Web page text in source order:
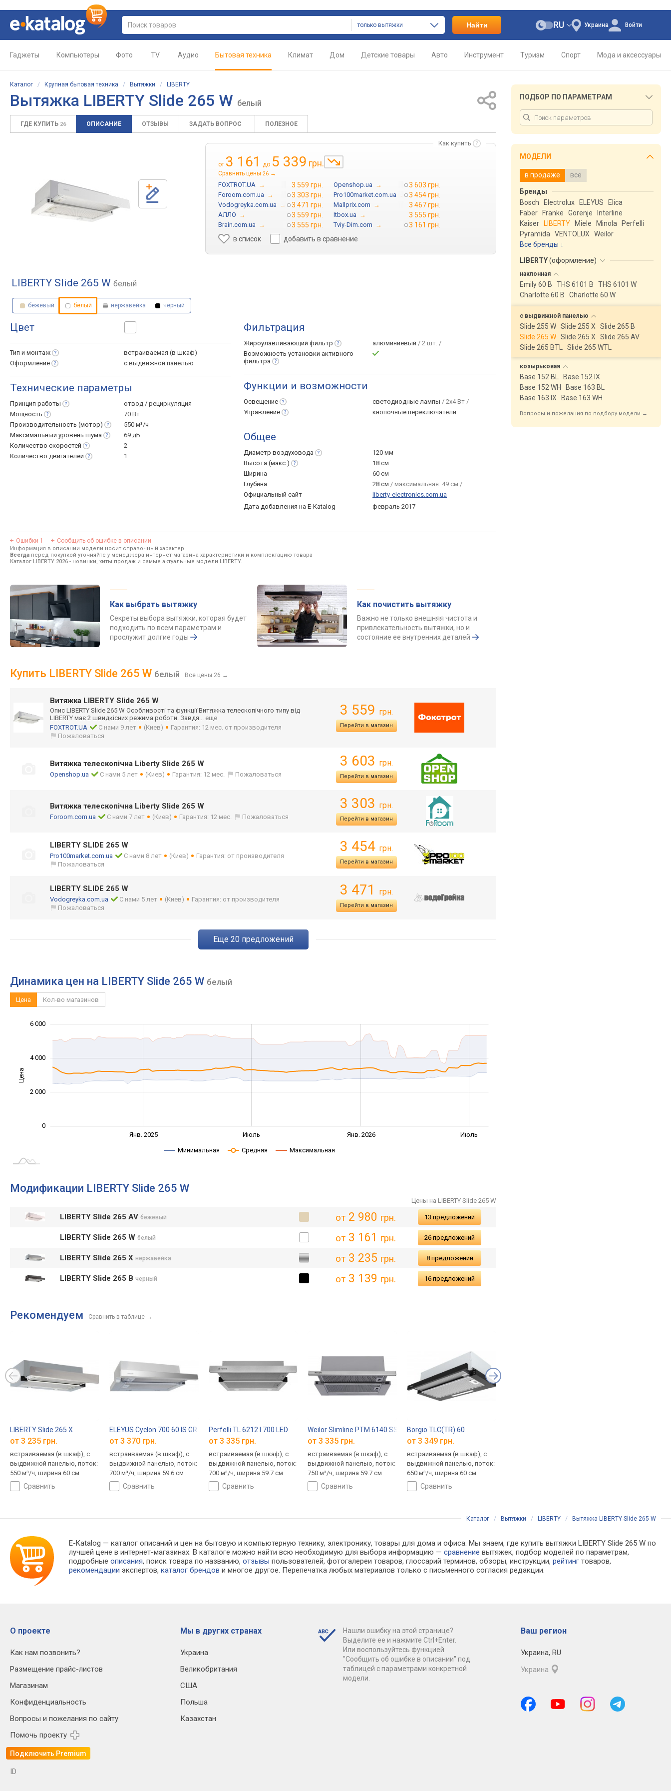
только вытяжки Найти Украина
RU Войти
Гаджеты Компьютеры Фото TV Аудио Бытовая техника Климат Дом Детские товары Авто Инструмент Туризм Спорт Мода и аксессуары
Каталог / Крупная бытовая техника / Вытяжки / LIBERTY
Вытяжка LIBERTY Slide 265 W белый
ГДЕ КУПИТЬ 26 ОПИСАНИЕ ОТЗЫВЫ ЗАДАТЬ ВОПРОС ПОЛЕЗНОЕ
Как купить
от 3 161 до 5 339 грн.
Сравнить цены 26 →
FOXTROT.UA → 3 559 грн. Openshop.ua → 3 603 грн.
Foroom.com.ua → 3 303 грн. Pro100market.com.ua → 3 454 грн.
Vodogreyka.com.ua → 3 471 грн. Mallprix.com → 3 467 грн.
АЛЛО → 3 559 грн. Itbox.ua → 3 555 грн.
Brain.com.ua → 3 555 грн. Tviy-Dim.com →
3 161 грн.
в список
добавить в сравнение
LIBERTY Slide 265 W белый
бежевый белый нержавейка черный
Цвет
Тип и монтаж
встраиваемая (в шкаф)
Оформление
с выдвижной панелью
Технические параметры
Принцип работы
отвод / рециркуляция
Мощность
70 Вт
Производительность (мотор)
550 м³/ч
Максимальный уровень шума
69 дБ
Количество скоростей
2
Количество двигателей 1
Фильтрация
Жироулавливающий фильтр алюминиевый / 2 шт. /
Возможность установки активного
фильтра
Функции и возможности
Освещение светодиодные лампы / 2х4 Вт /
Управление
кнопочные переключатели
Общее
Диаметр воздуховода
120 мм
Высота (макс.)
18 см
Ширина
60 см
Глубина
28 см / максимальная: 49 см /
Официальный сайт
liberty-electronics.com.ua
Дата добавления на E-Katalog
февраль 2017
Ошибки 1 Сообщить об ошибке в описании
Информация в описании модели носит справочный характер.
Всегда перед покупкой уточняйте у менеджера интернет-магазина характеристики и комплектацию товара
Каталог LIBERTY 2026 - новинки, хиты продаж и самые актуальные модели LIBERTY.
Как выбрать вытяжку
Секреты выбора вытяжки, которая будет
подходить по всем параметрам и
прослужит долгие годы
Как почистить вытяжку
Важно не только внешняя чистота и
привлекательность вытяжки, но и
состояние ее внутренних деталей
Купить LIBERTY Slide 265 W белый Все цены 26 →
Витяжка LIBERTY Slide 265 W
Опис LIBERTY Slide 265 W Особливості та функції Витяжка телескопічного типу від
LIBERTY має 2 швидкісних режима роботи. Завдя... еще
FOXTROT.UA
С нами 9 лет (Киев)
Гарантия: 12 мес. от производителя
Пожаловаться
3 559 грн.
Перейти в магазин
Витяжка телескопічна Liberty Slide 265 W
Openshop.ua С нами 5 лет (Киев) Гарантия: 12 мес. Пожаловаться
3 603 грн.
Перейти в магазин
Витяжка телескопічна Liberty Slide 265 W
Foroom.com.ua С нами 7 лет (Киев) Гарантия: 12 мес. Пожаловаться
3 303 грн.
Перейти в магазин
LIBERTY SLIDE 265 W
Pro100market.com.ua С нами 8 лет (Киев)
Гарантия: от производителя
Пожаловаться
3 454 грн.
Перейти в магазин
LIBERTY SLIDE 265 W
Vodogreyka.com.ua С нами 5 лет (Киев)
Гарантия: от производителя
Пожаловаться
3 471 грн.
Перейти в магазин
eще 20предложений
Динамика цен на LIBERTY Slide 265 W белый
Цена Кол-во магазинов
Цена
0
2 000
4 000
6 000
Янв. 2025 Июль Янв. 2026 Июль
Минимальная Средняя Максимальная
Модификации LIBERTY Slide 265 W
Цены на LIBERTY Slide 265 W
LIBERTY Slide 265 AV бежевый от2 980 грн. 13 предложений
LIBERTY Slide 265 W белый от3 161 грн. 26 предложений
LIBERTY Slide 265 X нержавейка от3 235 грн. 8 предложений
LIBERTY Slide 265 B черный от3 139 грн. 16 предложений
Рекомендуем Сравнить в таблице →
LIBERTY Slide 265 X
от 3 235 грн.
встраиваемая (в шкаф), с
выдвижной панелью, поток:
550 м³/ч, ширина 60 см
сравнить
ELEYUS Cyclon 700 60 IS GR
от 3 370 грн.
встраиваемая (в шкаф), с
выдвижной панелью, поток:
700 м³/ч, ширина 59.6 см
сравнить
Perfelli TL 6212 I 700 LED
от 3 335 грн.
встраиваемая (в шкаф), с
выдвижной панелью, поток:
700 м³/ч, ширина 59.7 см
сравнить
Weilor Slimline PTM 6140 SS 750 LED Strip
от 3 335 грн.
встраиваемая (в шкаф), с
выдвижной панелью, поток:
750 м³/ч, ширина 59.7 см
сравнить
Borgio TLC(TR) 60
от 3 349 грн.
встраиваемая (в шкаф), с
выдвижной панелью, поток:
650 м³/ч, ширина 60 см
сравнить
ПОДБОР ПО ПАРАМЕТРАМ
МОДЕЛИ
в продаже все
Бренды
Bosch
Electrolux ELEYUS
Elica
Faber
Franke Gorenje
Interline
Kaiser
LIBERTY Miele Minola
Perfelli
Pyramida
VENTOLUX
Weilor
Все бренды
LIBERTY(оформление)
наклонная
Emily 60 B THS 6101 B
THS 6101 W
Charlotte 60 B
Charlotte 60 W
с выдвижной панелью
Slide 255 W Slide 255 X
Slide 265 B
Slide 265 W Slide 265 X
Slide 265 AV
Slide 265 BTL
Slide 265 WTL
козырьковая
Base 152 BL
Base 152 IX
Base 152 WH
Base 163 BL
Base 163 IX
Base 163 WH
Вопросы и пожелания по подбору модели →
Каталог / Вытяжки / LIBERTY / Вытяжка LIBERTY Slide 265 W
E-Katalog — каталог описаний и цен на бытовую и компьютерную технику, электронику, товары для дома и офиса. Мы знаем, где купить вытяжки LIBERTY Slide 265 W по
лучшей цене в интернет-магазинах. В каталоге можно найти всю необходимую для выбора информацию —сравнение вытяжек, подбор моделей по параметрам,
подробныеописания, поиск товара по названию,отзывы пользователей, фотогалереи товаров, глоссарий терминов, обзоры, инструкции,рейтинг товаров,
рекомендации экспертов,каталог брендов и многое другое. Перепечатка любых материалов только с письменного согласия редакции.
О проекте
Как нам позвонить?
Размещение прайс-листов
Магазинам
Конфиденциальность
Вопросы и пожелания по сайту
Помочь проекту
Подключить Premium
Мы в других странах
Украина
Великобритания
США
Польша
Казахстан
Нашли ошибку на этой странице?
Выделите ее и нажмите Ctrl+Enter.
Или воспользуйтесь функцией
"Сообщить об ошибке в описании" под
таблицей с параметрами конкретной
модели.
Ваш регион
Украина, RU
Украина
ID